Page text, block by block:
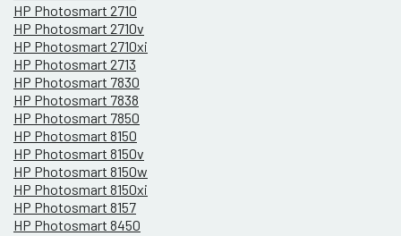
HP Photosmart 2710
HP Photosmart 2710v
HP Photosmart 2710xi
HP Photosmart 2713
HP Photosmart 7830
HP Photosmart 7838
HP Photosmart 7850
HP Photosmart 8150
HP Photosmart 8150v
HP Photosmart 8150w
HP Photosmart 8150xi
HP Photosmart 8157
HP Photosmart 8450